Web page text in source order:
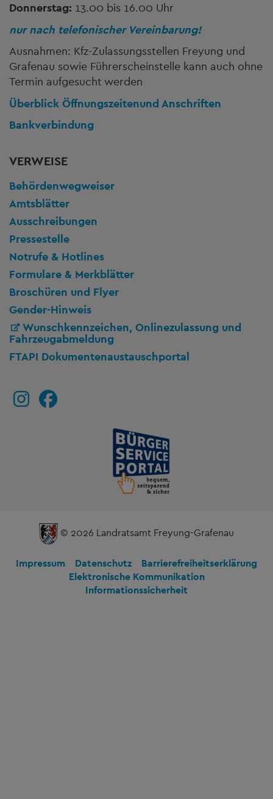
Donnerstag: 13.00 bis 16.00 Uhr
nur nach telefonischer Vereinbarung!
Ausnahmen: Kfz-Zulassungsstellen Freyung und
Grafenau sowie Führerscheinstelle kann auch ohne
Termin aufgesucht werden
Überblick Öffnungszeitenund Anschriften
Bankverbindung
VERWEISE
Behördenwegweiser
Amtsblätter
Ausschreibungen
Pressestelle
Notrufe & Hotlines
Formulare & Merkblätter
Broschüren und Flyer
Gender-Hinweis
Wunschkennzeichen, Onlinezulassung und
Fahrzeugabmeldung
FTAPI Dokumentenaustauschportal
© 2026 Landratsamt Freyung-Grafenau
Impressum Datenschutz
Barrierefreiheitserklärung
Elektronische Kommunikation
Informationssicherheit